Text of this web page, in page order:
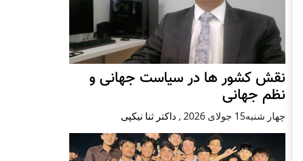
نقش کشور ها در سیاست جهانی و
نظم جهانی
چهار شنبه15 جولای 2026 , داکتر ثنا نیکپی